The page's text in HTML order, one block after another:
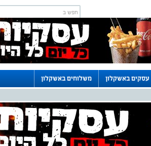
עסקים באשקלון משלוחים באשקלון